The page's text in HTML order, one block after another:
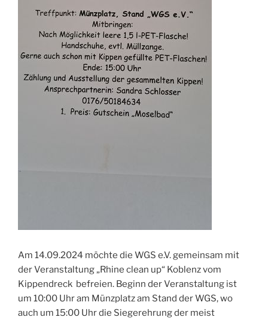
Am 14.09.2024 möchte die WGS e.V. gemeinsam mit
der Veranstaltung „Rhine clean up“ Koblenz vom
Kippendreck befreien. Beginn der Veranstaltung ist
um 10:00 Uhr am Münzplatz am Stand der WGS, wo
auch um 15:00 Uhr die Siegerehrung der meist